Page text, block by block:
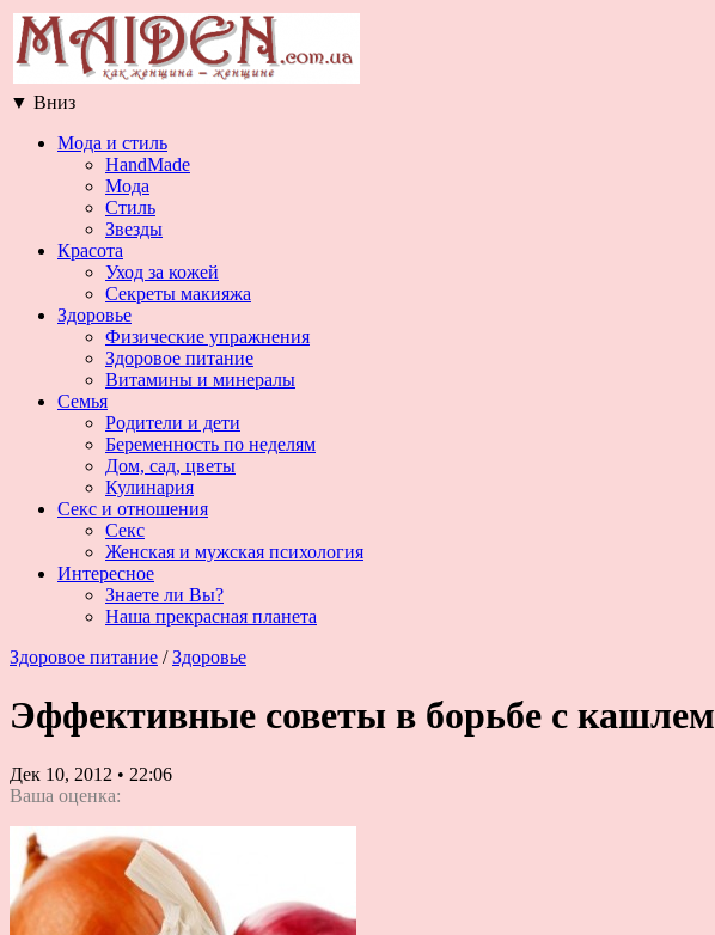
▼ Вниз
Мода и стиль
HandMade
Мода
Стиль
Звезды
Красота
Уход за кожей
Секреты макияжа
Здоровье
Физические упражнения
Здоровое питание
Витамины и минералы
Семья
Родители и дети
Беременность по неделям
Дом, сад, цветы
Кулинария
Секс и отношения
Секс
Женская и мужская психология
Интересное
Знаете ли Вы?
Наша прекрасная планета
Здоровое питание / Здоровье
Эффективные советы в борьбе с кашлем
Дек 10, 2012 • 22:06
Ваша оценка: